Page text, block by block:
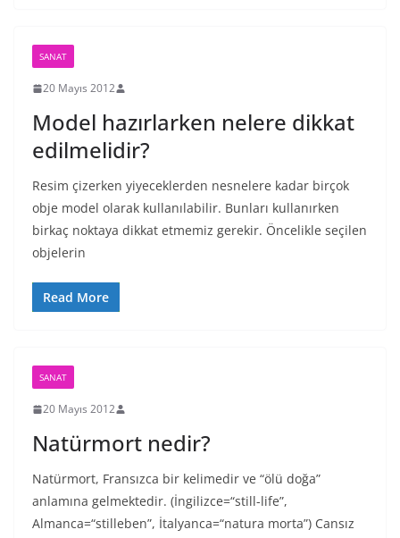
SANAT
20 Mayıs 2012
Model hazırlarken nelere dikkat
edilmelidir?
Resim çizerken yiyeceklerden nesnelere kadar birçok
obje model olarak kullanılabilir. Bunları kullanırken
birkaç noktaya dikkat etmemiz gerekir. Öncelikle seçilen
objelerin
Read More
SANAT
20 Mayıs 2012
Natürmort nedir?
Natürmort, Fransızca bir kelimedir ve “ölü doğa”
anlamına gelmektedir. (İngilizce=“still-life”,
Almanca=“stilleben”, İtalyanca=“natura morta”) Cansız